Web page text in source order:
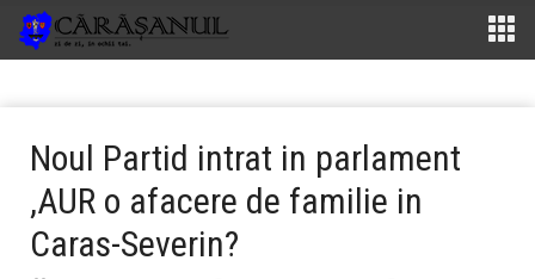
Noul Partid intrat in parlament
,AUR o afacere de familie in
Caras-Severin?